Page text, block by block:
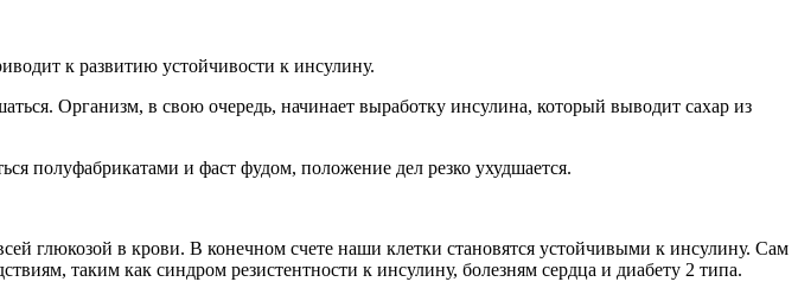
к развитию устойчивости к инсулину.
Организм, в свою очередь, начинает выработку инсулина, который выводит сахар из
полуфабрикатами и фаст фудом, положение дел резко ухудшается.
глюкозой в крови. В конечном счете наши клетки становятся устойчивыми к инсулину. Сам
таким как синдром резистентности к инсулину, болезням сердца и диабету 2 типа.